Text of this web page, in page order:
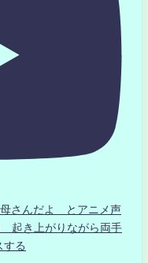
さんだよ とアニメ声
起き上がりながら両手
る